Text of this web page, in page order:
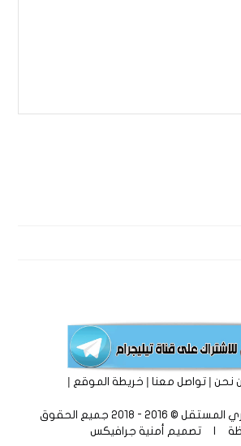
نحن|تواصل معنا|خريطة الموقع |
موقع ( لا ) الأخباري المستقل © 2016 - 2018 جميع الحقوق
| تصميم أمنية جرافيكس